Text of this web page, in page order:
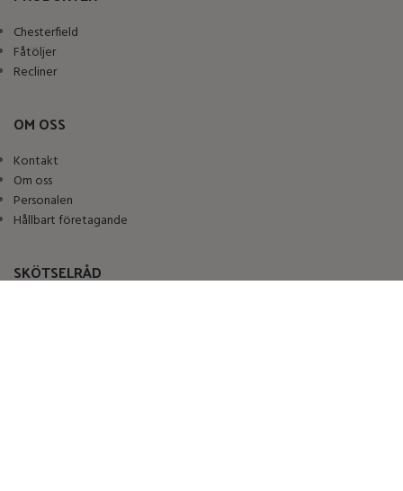
Chesterfield
Fåtöljer
Recliner
OM OSS
Kontakt
Om oss
Personalen
Hållbart företagande
SKÖTSELRÅD